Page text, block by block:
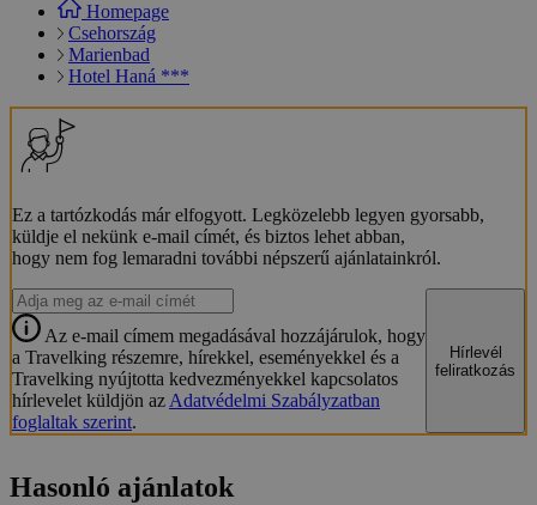
Homepage
Csehország
Marienbad
Hotel Haná ***
Ez a tartózkodás már elfogyott. Legközelebb legyen gyorsabb,
küldje el nekünk e-mail címét, és biztos lehet abban,
hogy nem fog lemaradni további népszerű ajánlatainkról.
Az e-mail címem megadásával hozzájárulok, hogy
a Travelking részemre, hírekkel, eseményekkel és a
Travelking nyújtotta kedvezményekkel kapcsolatos
hírlevelet küldjön azAdatvédelmi Szabályzatban
foglaltak szerint.
Hírlevél
feliratkozás
Hasonló ajánlatok